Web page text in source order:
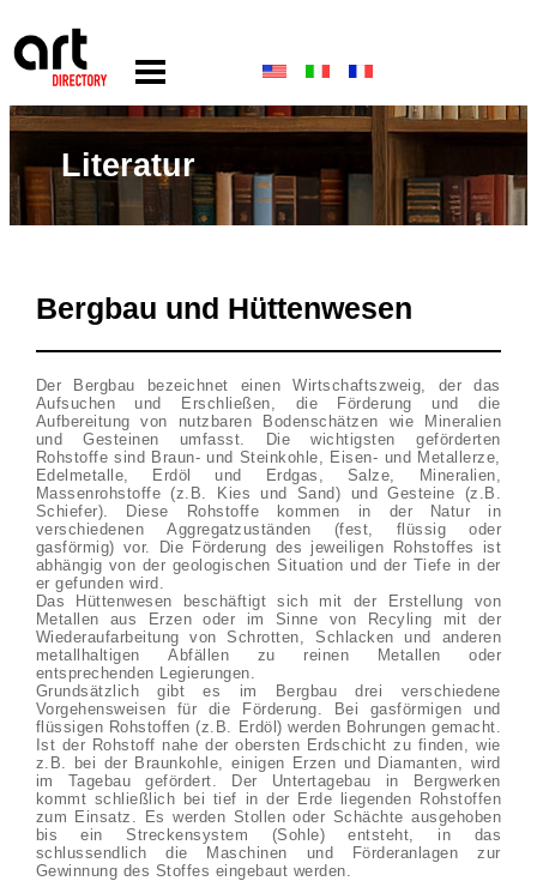
Literatur
Bergbau und Hüttenwesen
Der Bergbau bezeichnet einen Wirtschaftszweig, der das
Aufsuchen und Erschließen, die Förderung und die
Aufbereitung von nutzbaren Bodenschätzen wie Mineralien
und Gesteinen umfasst. Die wichtigsten geförderten
Rohstoffe sind Braun- und Steinkohle, Eisen- und Metallerze,
Edelmetalle, Erdöl und Erdgas, Salze, Mineralien,
Massenrohstoffe (z.B. Kies und Sand) und Gesteine (z.B.
Schiefer). Diese Rohstoffe kommen in der Natur in
verschiedenen Aggregatzuständen (fest, flüssig oder
gasförmig) vor. Die Förderung des jeweiligen Rohstoffes ist
abhängig von der geologischen Situation und der Tiefe in der
er gefunden wird.
Das Hüttenwesen beschäftigt sich mit der Erstellung von
Metallen aus Erzen oder im Sinne von Recyling mit der
Wiederaufarbeitung von Schrotten, Schlacken und anderen
metallhaltigen Abfällen zu reinen Metallen oder
entsprechenden Legierungen.
Grundsätzlich gibt es im Bergbau drei verschiedene
Vorgehensweisen für die Förderung. Bei gasförmigen und
flüssigen Rohstoffen (z.B. Erdöl) werden Bohrungen gemacht.
Ist der Rohstoff nahe der obersten Erdschicht zu finden, wie
z.B. bei der Braunkohle, einigen Erzen und Diamanten, wird
im Tagebau gefördert. Der Untertagebau in Bergwerken
kommt schließlich bei tief in der Erde liegenden Rohstoffen
zum Einsatz. Es werden Stollen oder Schächte ausgehoben
bis ein Streckensystem (Sohle) entsteht, in das
schlussendlich die Maschinen und Förderanlagen zur
Gewinnung des Stoffes eingebaut werden.